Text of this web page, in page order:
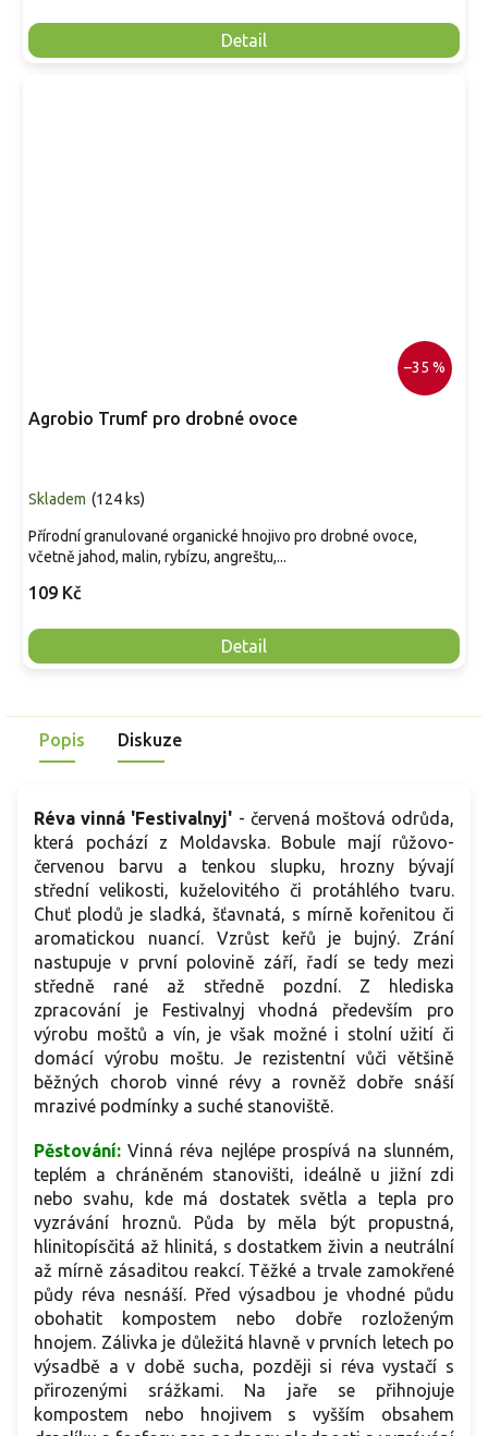
Detail
–35 %
Agrobio Trumf pro drobné ovoce
Skladem (124 ks)
109 Kč
Detail
Přírodní granulované organické hnojivo pro drobné ovoce,
včetně jahod, malin, rybízu, angreštu,...
Popis Diskuze
Réva vinná 'Festivalnyj' - červená moštová odrůda,
která pochází z Moldavska. Bobule mají růžovo-
červenou barvu a tenkou slupku, hrozny bývají
střední velikosti, kuželovitého či protáhlého tvaru.
Chuť plodů je sladká, šťavnatá, s mírně kořenitou či
aromatickou nuancí. Vzrůst keřů je bujný. Zrání
nastupuje v první polovině září, řadí se tedy mezi
středně rané až středně pozdní. Z hlediska
zpracování je Festivalnyj vhodná především pro
výrobu moštů a vín, je však možné i stolní užití či
domácí výrobu moštu. Je rezistentní vůči většině
běžných chorob vinné révy a rovněž dobře snáší
mrazivé podmínky a suché stanoviště.
Pěstování:Vinná réva nejlépe prospívá na slunném,
teplém a chráněném stanovišti, ideálně u jižní zdi
nebo svahu, kde má dostatek světla a tepla pro
vyzrávání hroznů. Půda by měla být propustná,
hlinitopísčitá až hlinitá, s dostatkem živin a neutrální
až mírně zásaditou reakcí. Těžké a trvale zamokřené
půdy réva nesnáší. Před výsadbou je vhodné půdu
obohatit kompostem nebo dobře rozloženým
hnojem. Zálivka je důležitá hlavně v prvních letech po
výsadbě a v době sucha, později si réva vystačí s
přirozenými srážkami. Na jaře se přihnojuje
kompostem nebo hnojivem s vyšším obsahem